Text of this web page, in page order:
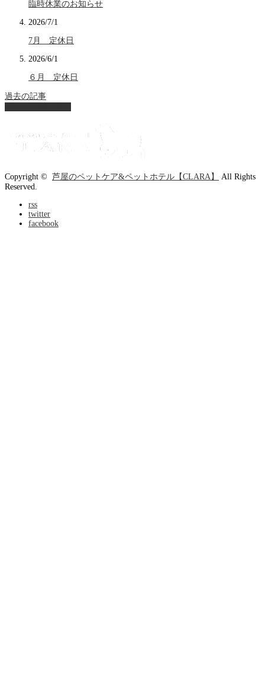
臨時休業のお知らせ
2026/7/1
7月 定休日
2026/6/1
６月 定休日
過去の記事
Copyright © 芦屋のペットケア&ペットホテル【CLARA】
All Rights
Reserved.
rss
twitter
facebook